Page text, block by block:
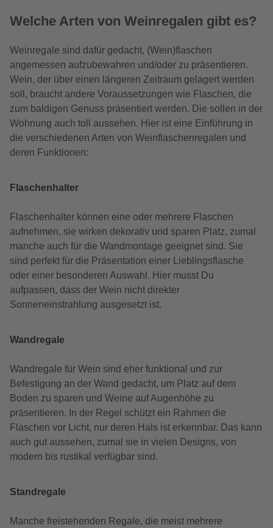
Welche Arten von Weinregalen gibt es?
Weinregale sind dafür gedacht, (Wein)flaschen
angemessen aufzubewahren und/oder zu präsentieren.
Wein, der über einen längeren Zeitraum gelagert werden
soll, braucht andere Voraussetzungen wie Flaschen, die
zum baldigen Genuss präsentiert werden. Die sollen in der
Wohnung auch toll aussehen. Hier ist eine Einführung in
die verschiedenen Arten von Weinflaschenregalen und
deren Funktionen:
Flaschenhalter
Flaschenhalter können eine oder mehrere Flaschen
aufnehmen, sie wirken dekorativ und sparen Platz, zumal
manche auch für die Wandmontage geeignet sind. Sie
sind perfekt für die Präsentation einer Lieblingsflasche
oder einer besonderen Auswahl. Hier musst Du
aufpassen, dass der Wein nicht direkter
Sonneneinstrahlung ausgesetzt ist.
Wandregale
Wandregale für Wein sind eher funktional und zur
Befestigung an der Wand gedacht, um Platz auf dem
Boden zu sparen und Weine auf Augenhöhe zu
präsentieren. In der Regel schützt ein Rahmen die
Flaschen vor Licht, nur deren Hals ist erkennbar. Das kann
auch gut aussehen, zumal sie in vielen Designs, von
modern bis rustikal verfügbar sind.
Standregale
Manche freistehenden Regale, die meist mehrere